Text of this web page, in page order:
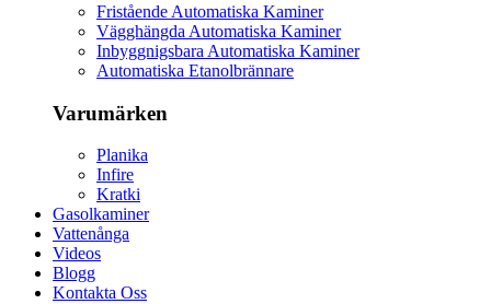
Fristående Automatiska Kaminer
Vägghängda Automatiska Kaminer
Inbyggnigsbara Automatiska Kaminer
Automatiska Etanolbrännare
Varumärken
Planika
Infire
Kratki
Gasolkaminer
Vattenånga
Videos
Blogg
Kontakta Oss